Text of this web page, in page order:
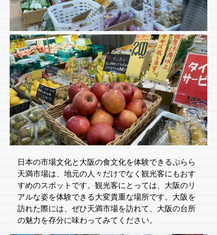
日本の市場文化と大阪の食文化を体験できるぷらら
天満市場は、地元の人々だけでなく観光客にもおす
すめのスポットです。観光客にとっては、大阪のリ
アルな姿を体験できる大変貴重な場所です。大阪を
訪れた際には、ぜひ天満市場を訪れて、大阪の台所
の魅力を存分に味わってみてください。